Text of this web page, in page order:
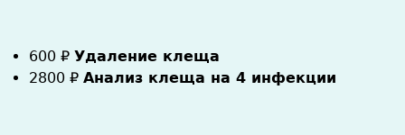
600 ₽ Удаление клеща
2800 ₽ Анализ клеща на 4 инфекции